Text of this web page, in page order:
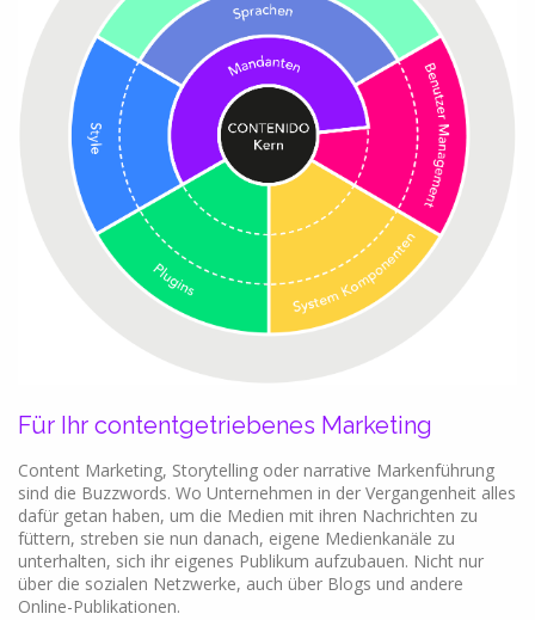
Für Ihr contentgetriebenes Marketing
Content Marketing, Storytelling oder narrative Markenführung
sind die Buzzwords. Wo Unternehmen in der Vergangenheit alles
dafür getan haben, um die Medien mit ihren Nachrichten zu
füttern, streben sie nun danach, eigene Medienkanäle zu
unterhalten, sich ihr eigenes Publikum aufzubauen. Nicht nur
über die sozialen Netzwerke, auch über Blogs und andere
Online-Publikationen.